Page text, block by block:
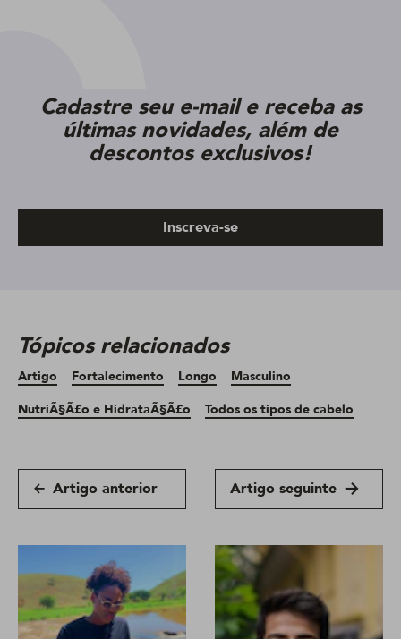
Cadastre seu e-mail e receba as
últimas novidades, além de
descontos exclusivos!
Inscreva-se
Tópicos relacionados
Artigo Fortalecimento Longo
Masculino
NutriÃ§Ã£o e HidrataÃ§Ã£o
Todos os tipos de cabelo
Artigo anterior Artigo seguinte